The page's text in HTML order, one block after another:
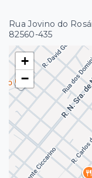
Rua Jovino do
82560-435
+
−